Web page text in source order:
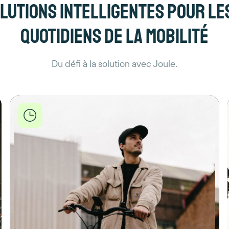
intelligentes pour
quotidiens de la mobilité
Du défi à la solution avec Joule.
Joule